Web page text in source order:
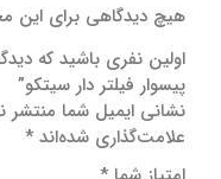
هیچ دیدگاهی برای
اولین نفری باشید که
پیسوار فیلتر دار سیتکو”
نشانی ایمیل شما منتشر
علامت‌گذاری شده‌اند *